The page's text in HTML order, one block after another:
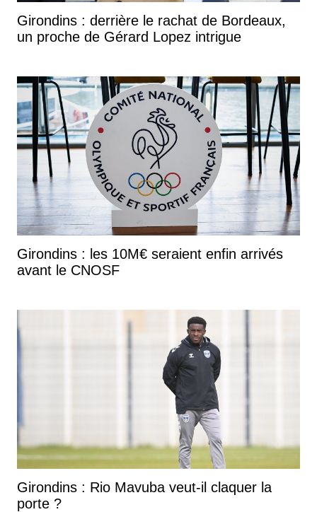
Girondins : derrière le rachat de Bordeaux,
un proche de Gérard Lopez intrigue
Girondins : les 10M€ seraient enfin arrivés
avant le CNOSF
Girondins : Rio Mavuba veut-il claquer la
porte ?